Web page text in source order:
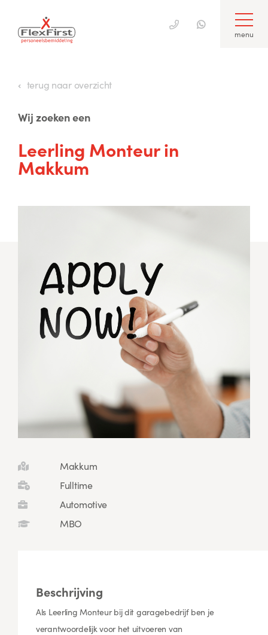
content
menu
terug naar overzicht
Wij zoeken een
Leerling Monteur in
Makkum
Makkum
Fulltime
Automotive
MBO
Beschrijving
Als Leerling Monteur bij dit garagebedrijf ben je
verantwoordelijk voor het uitvoeren van